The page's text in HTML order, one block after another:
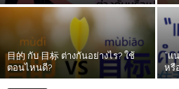
目的 กับ 目标 ต่างกันอย่างไร? ใช้
ตอนไหนดี?
“แ
หรื